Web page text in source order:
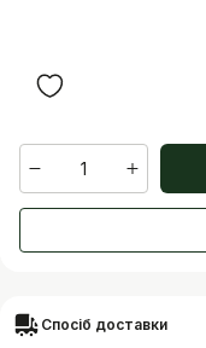
1
Спосіб доставки